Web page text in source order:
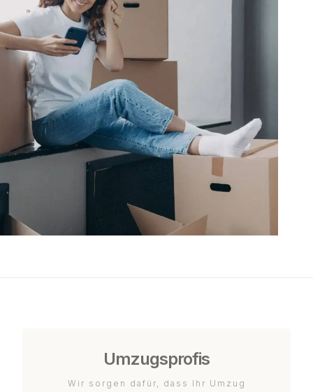
Umzugsprofis
Wir sorgen dafür, dass Ihr Umzug